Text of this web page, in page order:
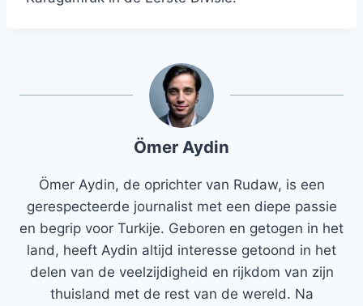
Ömer Aydin
Ömer Aydin, de oprichter van Rudaw, is een
gerespecteerde journalist met een diepe passie
en begrip voor Turkije. Geboren en getogen in het
land, heeft Aydin altijd interesse getoond in het
delen van de veelzijdigheid en rijkdom van zijn
thuisland met de rest van de wereld. Na